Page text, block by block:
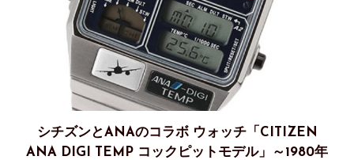
シチズンとANAのコラボ ウォッチ「CITIZEN
ANA DIGI TEMP コックピットモデル」～1980年